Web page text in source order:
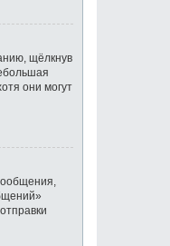
щёлкнув
они могут